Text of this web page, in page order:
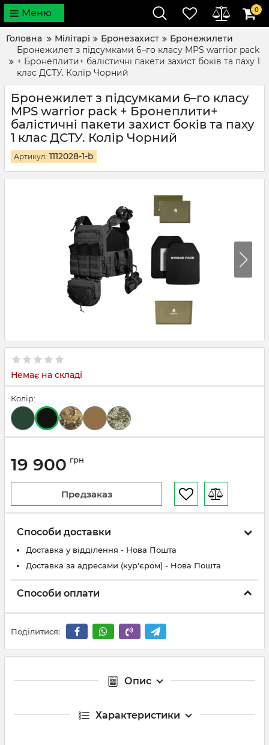
Меню 0
Головна Мілітарі Бронезахист
Бронежилети
Бронежилет з підсумками 6–го класу MPS warrior pack
+ Бронеплити+ балістичні пакети захист боків та паху 1
клас ДСТУ. Колір Чорний
Бронежилет з підсумками 6–го класу
MPS warrior pack + Бронеплити+
балістичні пакети захист боків та паху
1 клас ДСТУ. Колір Чорний
Артикул: 1112028-1-b
Немає на складі
Колір:
19 900 грн
Предзаказ
Способи доставки
Доставка у відділення - Нова Пошта
Доставка за адресами (кур'єром) - Нова Пошта
Способи оплати
Поділитися:
Опис
Характеристики